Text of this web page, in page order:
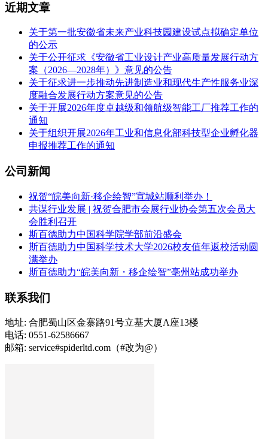
近期文章
关于第一批安徽省未来产业科技园建设试点拟确定单位
的公示
关于公开征求《安徽省工业设计产业高质量发展行动方
案（2026—2028年）》意见的公告
关于征求进一步推动先进制造业和现代生产性服务业深
度融合发展行动方案意见的公告
关于开展2026年度卓越级和领航级智能工厂推荐工作的
通知
关于组织开展2026年工业和信息化部科技型企业孵化器
申报推荐工作的通知
公司新闻
祝贺“皖美向新·移企绘智”宣城站顺利举办！
共谋行业发展 | 祝贺合肥市会展行业协会第五次会员大
会胜利召开
斯百德助力中国科学院学部前沿盛会
斯百德助力中国科学技术大学2026校友值年返校活动圆
满举办
斯百德助力“皖美向新・移企绘智”亳州站成功举办
联系我们
地址: 合肥蜀山区金寨路91号立基大厦A座13楼
电话: 0551-62586667
邮箱: service#spiderltd.com（#改为@）